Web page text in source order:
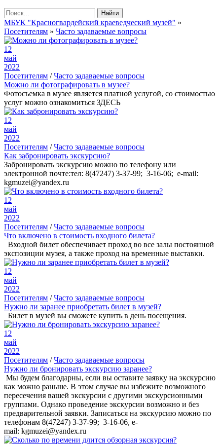
Найти
МБУК "Красногвардейский краеведческий музей" »
Посетителям » Часто задаваемые вопросы
12
май
2022
Посетителям /Часто задаваемые вопросы
Можно ли фотографировать в музее?
Фотосъемка в музее является платной услугой, со стоимостью
услуг можно ознакомиться ЗДЕСЬ
12
май
2022
Посетителям /Часто задаваемые вопросы
Как забронировать экскурсию?
Забронировать экскурсию можно по телефону или
электронной почте:тел: 8(47247) 3-37-99; 3-16-06; e-mail:
kgmuzei@yandex.ru
12
май
2022
Посетителям /Часто задаваемые вопросы
Что включено в стоимость входного билета?
Входной билет обеспечивает проход во все залы постоянной
экспозиции музея, а также проход на временные выставки.
12
май
2022
Посетителям /Часто задаваемые вопросы
Нужно ли заранее приобретать билет в музей?
Билет в музей вы сможете купить в день посещения.
12
май
2022
Посетителям /Часто задаваемые вопросы
Нужно ли бронировать экскурсию заранее?
Мы будем благодарны, если вы оставите заявку на экскурсию
как можно раньше. В этом случае вы избежите возможного
пересечения вашей экскурсии с другими экскурсионными
группами. Однако проведение экскурсии возможно и без
предварительной заявки. Записаться на экскурсию можно по
телефонам 8(47247) 3-37-99; 3-16-06, e-
mail: kgmuzei@yandex.ru